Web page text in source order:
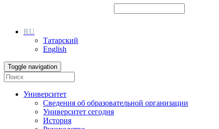
RU
Татарский
English
Toggle navigation
Университет
Сведения об образовательной организации
Университет сегодня
История